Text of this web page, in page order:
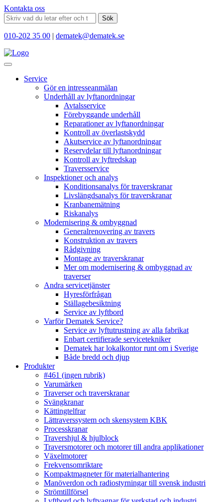
Kontakta oss
Sök
010-202 35 00 | dematek@dematek.se
Service
Gör en intresseanmälan
Underhåll av lyftanordningar
Avtalsservice
Förebyggande underhåll
Reparationer av lyftanordningar
Kontroll av överlastskydd
Akutservice av lyftanordningar
Reservdelar till lyftanordningar
Kontroll av lyftredskap
Traversservice
Inspektioner och analys
Konditionsanalys för traverskranar
Livslängdsanalys för traverskranar
Kranbanemätning
Riskanalys
Modernisering & ombyggnad
Generalrenovering av travers
Konstruktion av travers
Rådgivning
Montage av traverskranar
Mer om modernisering & ombyggnad av
traverser
Andra servicetjänster
Hyresförfrågan
Ställagebesiktning
Service av lyftbord
Varför Dematek Service?
Service av lyftutrustning av alla fabrikat
Enbart certifierade servicetekniker
Dematek har lokalkontor runt om i Sverige
Både bredd och djup
Produkter
#461 (ingen rubrik)
Varumärken
Traverser och traverskranar
Svängkranar
Kättingtelfrar
Lättraverssystem och skensystem KBK
Processkranar
Travershjul & hjulblock
Traversmotorer och motorer till andra applikationer
Växelmotorer
Frekvensomriktare
Kompaktmagneter för materialhantering
Manöverdon och radiostyrningar till svensk industri
Strömtillförsel